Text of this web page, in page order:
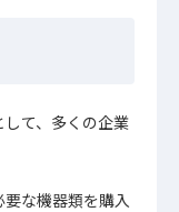
て、多くの企業
な機器類を購入